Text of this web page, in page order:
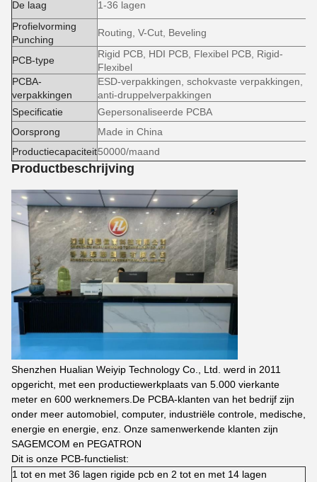
De laag
1-36 lagen
Profielvorming
Punching
Routing, V-Cut, Beveling
PCB-type
Rigid PCB, HDI PCB, Flexibel PCB, Rigid-
Flexibel
PCBA-
verpakkingen
ESD-verpakkingen, schokvaste verpakkingen,
anti-druppelverpakkingen
Specificatie
Gepersonaliseerde PCBA
Oorsprong
Made in China
Productiecapaciteit50000/maand
Productbeschrijving
Shenzhen Hualian Weiyip Technology Co., Ltd. werd in 2011
opgericht, met een productiewerkplaats van 5.000 vierkante
meter en 600 werknemers.De PCBA-klanten van het bedrijf zijn
onder meer automobiel, computer, industriële controle, medische,
energie en energie, enz. Onze samenwerkende klanten zijn
SAGEMCOM en PEGATRON
Dit is onze PCB-functielist:
1 tot en met 36 lagen rigide pcb en 2 tot en met 14 lagen